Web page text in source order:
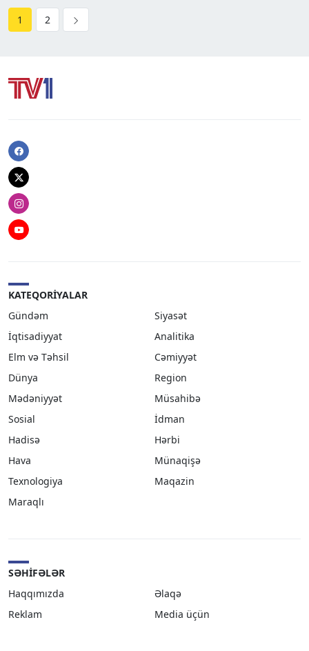
1 2
Facebook
Twitter
Instagram
Youtube
KATEQORIYALAR
Gündəm
Siyasət
İqtisadiyyat
Analitika
Elm və Təhsil
Cəmiyyət
Dünya
Region
Mədəniyyət
Müsahibə
Sosial
İdman
Hadisə
Hərbi
Hava
Münaqişə
Texnologiya
Maqazin
Maraqlı
SƏHIFƏLƏR
Haqqımızda
Əlaqə
Reklam
Media üçün